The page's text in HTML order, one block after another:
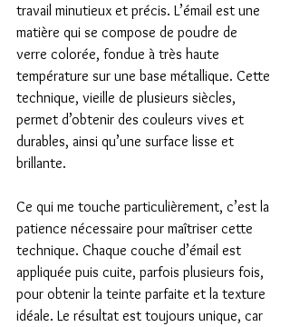
travail minutieux et précis. L’émail est une
matière qui se compose de poudre de
verre colorée, fondue à très haute
température sur une base métallique. Cette
technique, vieille de plusieurs siècles,
permet d’obtenir des couleurs vives et
durables, ainsi qu’une surface lisse et
brillante.
Ce qui me touche particulièrement, c’est la
patience nécessaire pour maîtriser cette
technique. Chaque couche d’émail est
appliquée puis cuite, parfois plusieurs fois,
pour obtenir la teinte parfaite et la texture
idéale. Le résultat est toujours unique, car